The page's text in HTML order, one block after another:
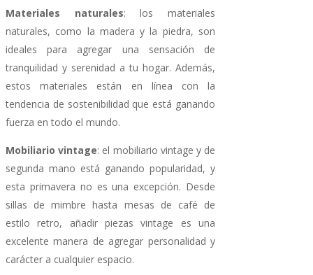
Materiales naturales: los materiales
naturales, como la madera y la piedra, son
ideales para agregar una sensación de
tranquilidad y serenidad a tu hogar. Además,
estos materiales están en línea con la
tendencia de sostenibilidad que está ganando
fuerza en todo el mundo.
Mobiliario vintage: el mobiliario vintage y de
segunda mano está ganando popularidad, y
esta primavera no es una excepción. Desde
sillas de mimbre hasta mesas de café de
estilo retro, añadir piezas vintage es una
excelente manera de agregar personalidad y
carácter a cualquier espacio.